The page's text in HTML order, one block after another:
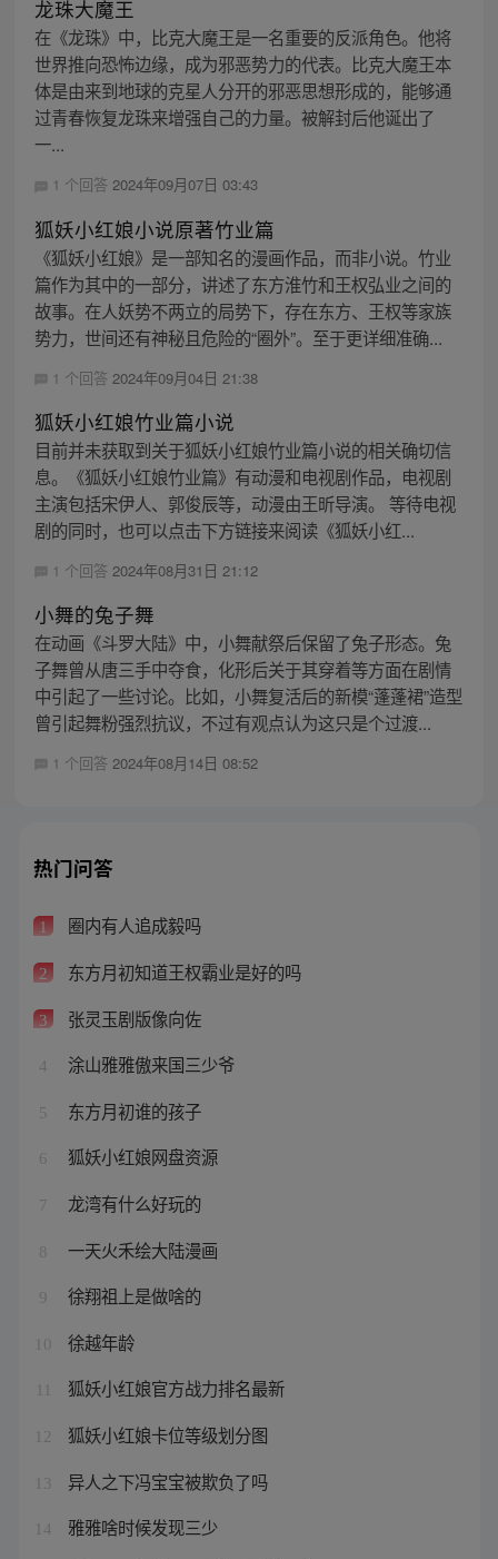
龙珠大魔王
在《龙珠》中，比克大魔王是一名重要的反派角色。他将
世界推向恐怖边缘，成为邪恶势力的代表。比克大魔王本
体是由来到地球的克星人分开的邪恶思想形成的，能够通
过青春恢复龙珠来增强自己的力量。被解封后他诞出了
一...
1 个回答 2024年09月07日 03:43
狐妖小红娘小说原著竹业篇
《狐妖小红娘》是一部知名的漫画作品，而非小说。竹业
篇作为其中的一部分，讲述了东方淮竹和王权弘业之间的
故事。在人妖势不两立的局势下，存在东方、王权等家族
势力，世间还有神秘且危险的“圈外”。至于更详细准确...
1 个回答 2024年09月04日 21:38
狐妖小红娘竹业篇小说
目前并未获取到关于狐妖小红娘竹业篇小说的相关确切信
息。《狐妖小红娘竹业篇》有动漫和电视剧作品，电视剧
主演包括宋伊人、郭俊辰等，动漫由王昕导演。 等待电视
剧的同时，也可以点击下方链接来阅读《狐妖小红...
1 个回答 2024年08月31日 21:12
小舞的兔子舞
在动画《斗罗大陆》中，小舞献祭后保留了兔子形态。兔
子舞曾从唐三手中夺食，化形后关于其穿着等方面在剧情
中引起了一些讨论。比如，小舞复活后的新模“蓬蓬裙”造型
曾引起舞粉强烈抗议，不过有观点认为这只是个过渡...
1 个回答 2024年08月14日 08:52
热门问答
1 圈内有人追成毅吗
2 东方月初知道王权霸业是好的吗
3 张灵玉剧版像向佐
4 涂山雅雅傲来国三少爷
5 东方月初谁的孩子
6 狐妖小红娘网盘资源
7 龙湾有什么好玩的
8 一天火禾绘大陆漫画
9 徐翔祖上是做啥的
10 徐越年龄
狐妖小红娘官方战力排名最新
12 狐妖小红娘卡位等级划分图
13 异人之下冯宝宝被欺负了吗
14 雅雅啥时候发现三少